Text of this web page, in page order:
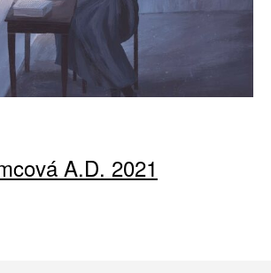
A.D. 2021